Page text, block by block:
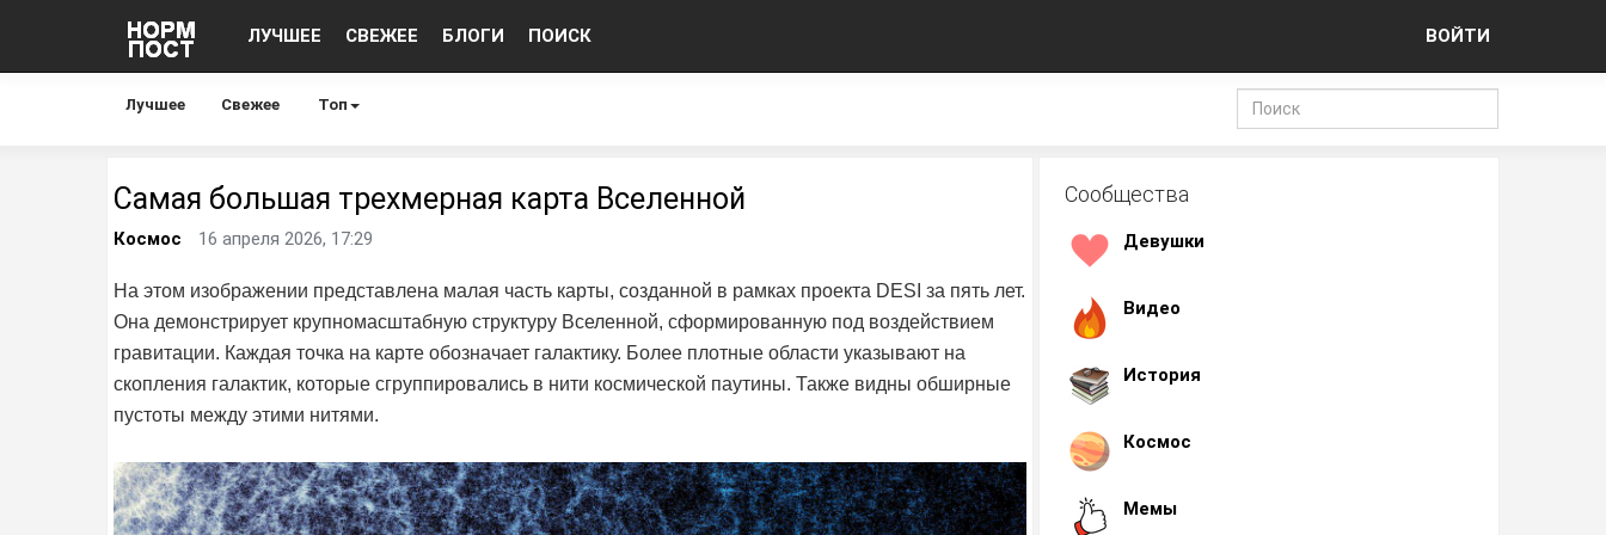
ЛУЧШЕЕ СВЕЖЕЕ БЛОГИ ПОИСК ВОЙТИ
Лучшее Свежее Топ
Самая большая трехмерная карта Вселенной
Космос 16 апреля 2026, 17:29
На этом изображении представлена малая часть карты, созданной в рамках проекта DESI за пять лет.
Она демонстрирует крупномасштабную структуру Вселенной, сформированную под воздействием
гравитации. Каждая точка на карте обозначает галактику. Более плотные области указывают на
скопления галактик, которые сгруппировались в нити космической паутины. Также видны обширные
пустоты между этими нитями.
Сообщества
Девушки
Видео
История
Космос
Мемы